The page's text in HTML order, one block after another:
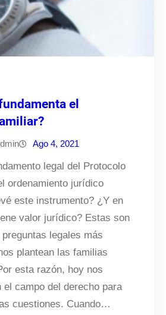
el
Ago 4, 2021
legal del Protocolo
ordenamiento jurídico
este instrumento? ¿Y en
valor jurídico? Estas son
legales más
plantean las familias
esta razón, hoy nos
el campo del derecho para
cuestiones. Cuando…